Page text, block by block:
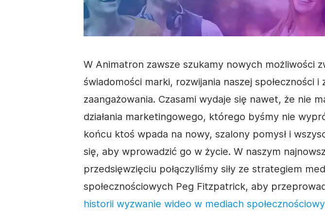
W Animatron zawsze szukamy nowych możliwości
świadomości marki, rozwijania naszej społeczności i
zaangażowania. Czasami wydaje się nawet, że nie
działania marketingowego, którego byśmy nie
końcu ktoś wpada na nowy, szalony pomysł i
się, aby wprowadzić go w życie. W naszym
przedsięwzięciu połączyliśmy siły ze strategiem
społecznościowych Peg Fitzpatrick, aby
historii wyzwanie wideo w mediach